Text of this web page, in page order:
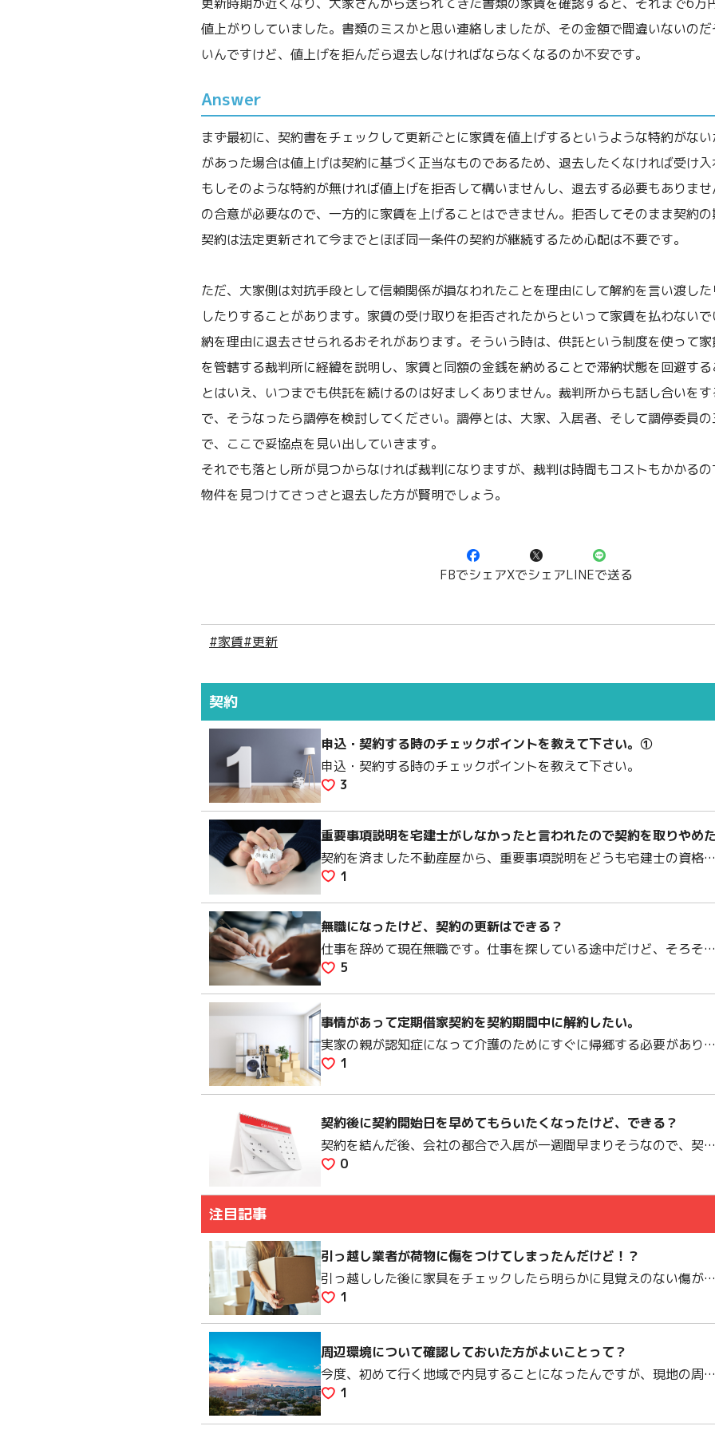
値上がりしていました。書類のミスかと思い連絡しましたが、その金額で間違いないの
いんですけど、値上げを拒んだら退去しなければならなくなるのか不安です。
Answer
まず最初に、契約書をチェックして更新ごとに家賃を値上げするというような特約がな
があった場合は値上げは契約に基づく正当なものであるため、退去したくなければ受け入
もしそのような特約が無ければ値上げを拒否して構いませんし、退去する必要もありま
の合意が必要なので、一方的に家賃を上げることはできません。拒否してそのまま契約の
契約は法定更新されて今までとほぼ同一条件の契約が継続するため心配は不要です。
ただ、大家側は対抗手段として信頼関係が損なわれたことを理由にして解約を言い渡し
したりすることがあります。家賃の受け取りを拒否されたからといって家賃を払わない
納を理由に退去させられるおそれがあります。そういう時は、供託という制度を使って
を管轄する裁判所に経緯を説明し、家賃と同額の金銭を納めることで滞納状態を回避する
とはいえ、いつまでも供託を続けるのは好ましくありません。裁判所からも話し合いを
で、そうなったら調停を検討してください。調停とは、大家、入居者、そして調停委員
で、ここで妥協点を見い出していきます。
それでも落とし所が見つからなければ裁判になりますが、裁判は時間もコストもかかる
物件を見つけてさっさと退去した方が賢明でしょう。
FBでシェアXでシェアLINEで送る
#家賃#更新
契約
申込・契約する時のチェックポイントを教えて下さい。①
申込・契約する時のチェックポイントを教えて下さい。
3
重要事項説明を宅建士がしなかったと言われたので契約を取りやめた
契約を済ました不動産屋から、重要事項説明をどうも宅建士の資格…
1
無職になったけど、契約の更新はできる？
仕事を辞めて現在無職です。仕事を探している途中だけど、そろそ…
5
事情があって定期借家契約を契約期間中に解約したい。
実家の親が認知症になって介護のためにすぐに帰郷する必要があり…
1
契約後に契約開始日を早めてもらいたくなったけど、できる？
契約を結んだ後、会社の都合で入居が一週間早まりそうなので、契…
0
注目記事
引っ越し業者が荷物に傷をつけてしまったんだけど！？
引っ越しした後に家具をチェックしたら明らかに見覚えのない傷が…
1
周辺環境について確認しておいた方がよいことって？
今度、初めて行く地域で内見することになったんですが、現地の周…
1